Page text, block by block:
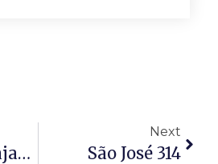
Carta Do Ubajarense José Maria Fernandes
Next
São José 314